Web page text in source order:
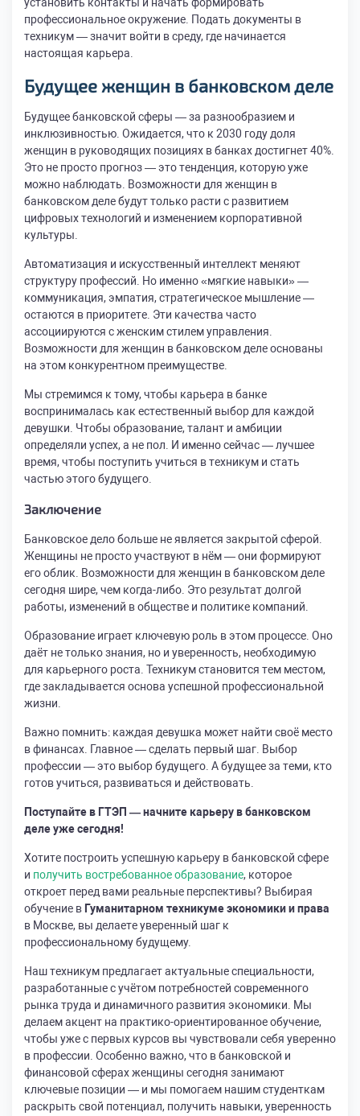
профессиональное окружение. Подать документы в
техникум — значит войти в среду, где начинается
настоящая карьера.
Будущее женщин в банковском деле
Будущее банковской сферы — за разнообразием и
инклюзивностью. Ожидается, что к 2030 году доля
женщин в руководящих позициях в банках достигнет 40%.
Это не просто прогноз — это тенденция, которую уже
можно наблюдать. Возможности для женщин в
банковском деле будут только расти с развитием
цифровых технологий и изменением корпоративной
культуры.
Автоматизация и искусственный интеллект меняют
структуру профессий. Но именно «мягкие навыки» —
коммуникация, эмпатия, стратегическое мышление —
остаются в приоритете. Эти качества часто
ассоциируются с женским стилем управления.
Возможности для женщин в банковском деле основаны
на этом конкурентном преимуществе.
Мы стремимся к тому, чтобы карьера в банке
воспринималась как естественный выбор для каждой
девушки. Чтобы образование, талант и амбиции
определяли успех, а не пол. И именно сейчас — лучшее
время, чтобы поступить учиться в техникум и стать
частью этого будущего.
Заключение
Банковское дело больше не является закрытой сферой.
Женщины не просто участвуют в нём — они формируют
его облик. Возможности для женщин в банковском деле
сегодня шире, чем когда-либо. Это результат долгой
работы, изменений в обществе и политике компаний.
Образование играет ключевую роль в этом процессе. Оно
даёт не только знания, но и уверенность, необходимую
для карьерного роста. Техникум становится тем местом,
где закладывается основа успешной профессиональной
жизни.
Важно помнить: каждая девушка может найти своё место
в финансах. Главное — сделать первый шаг. Выбор
профессии — это выбор будущего. А будущее за теми, кто
готов учиться, развиваться и действовать.
Поступайте в ГТЭП — начните карьеру в банковском
деле уже сегодня!
Хотите построить успешную карьеру в банковской сфере
и получить востребованное образование, которое
откроет перед вами реальные перспективы? Выбирая
обучение в Гуманитарном техникуме экономики и права
в Москве, вы делаете уверенный шаг к
профессиональному будущему.
Наш техникум предлагает актуальные специальности,
разработанные с учётом потребностей современного
рынка труда и динамичного развития экономики. Мы
делаем акцент на практико-ориентированное обучение,
чтобы уже с первых курсов вы чувствовали себя уверенно
в профессии. Особенно важно, что в банковской и
финансовой сферах женщины сегодня занимают
ключевые позиции — и мы помогаем нашим студенткам
раскрыть свой потенциал, получить навыки, уверенность